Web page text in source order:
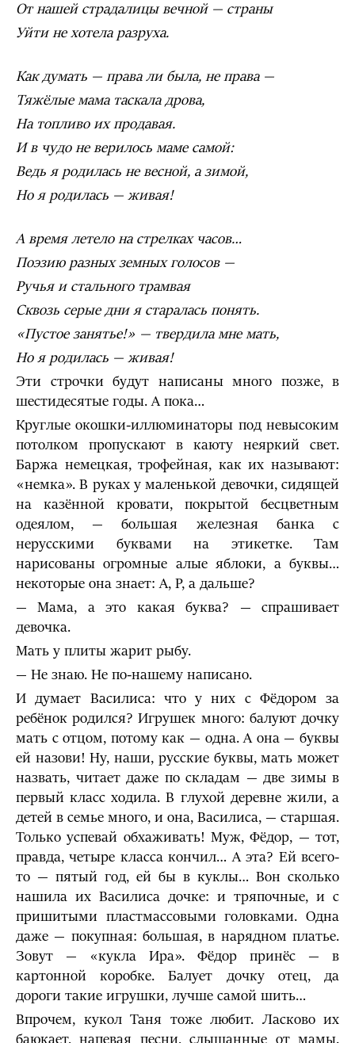
От нашей страдалицы вечной — страны
Уйти не хотела разруха.
Как думать — права ли была, не права —
Тяжёлые мама таскала дрова,
На топливо их продавая.
И в чудо не верилось маме самой:
Ведь я родилась не весной, а зимой,
Но я родилась — живая!
А время летело на стрелках часов…
Поэзию разных земных голосов —
Ручья и стального трамвая
Сквозь серые дни я старалась понять.
«Пустое занятье!» — твердила мне мать,
Но я родилась — живая!
Эти строчки будут написаны много позже, в
шестидесятые годы. А пока…
Круглые окошки-иллюминаторы под невысоким
потолком пропускают в каюту неяркий свет.
Баржа немецкая, трофейная, как их называют:
«немка». В руках у маленькой девочки, сидящей
на казённой кровати, покрытой бесцветным
одеялом, — большая железная банка с
нерусскими буквами на этикетке. Там
нарисованы огромные алые яблоки, а буквы…
некоторые она знает: А, Р, а дальше?
— Мама, а это какая буква? — спрашивает
девочка.
Мать у плиты жарит рыбу.
— Не знаю. Не по-нашему написано.
И думает Василиса: что у них с Фёдором за
ребёнок родился? Игрушек много: балуют дочку
мать с отцом, потому как — одна. А она — буквы
ей назови! Ну, наши, русские буквы, мать может
назвать, читает даже по складам — две зимы в
первый класс ходила. В глухой деревне жили, а
детей в семье много, и она, Василиса, — старшая.
Только успевай обхаживать! Муж, Фёдор, — тот,
правда, четыре класса кончил… А эта? Ей всего-
то — пятый год, ей бы в куклы… Вон сколько
нашила их Василиса дочке: и тряпочные, и с
пришитыми пластмассовыми головками. Одна
даже — покупная: большая, в нарядном платье.
Зовут — «кукла Ира». Фёдор принёс — в
картонной коробке. Балует дочку отец, да
дороги такие игрушки, лучше самой шить…
Впрочем, кукол Таня тоже любит. Ласково их
баюкает, напевая песни, слышанные от мамы.